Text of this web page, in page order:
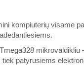
kompiuterių visame
patyrusiems